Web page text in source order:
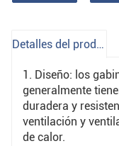
almacenamiento
almacenamiento
fallas y la
Detalles del producto
1. Diseño: los
generalmente
duradera y
ventilación y
de calor.